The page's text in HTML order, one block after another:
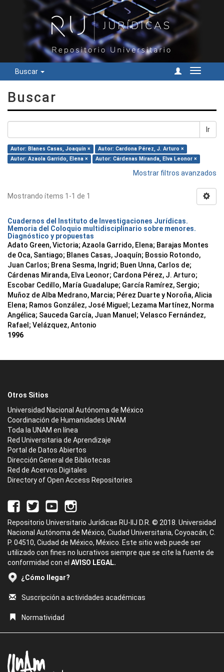
Buscar
Cambiar
Buscar
Ir
Autor: Blanes Casas, Joaquín ×
Autor: Cardona Pérez, J. Arturo ×
Autor: Azaola Garrido, Elena ×
Autor: Cárdenas Miranda, Elva Leonor ×
Mostrar filtros avanzados
Mostrando ítems 1-1 de 1
Cuadernos del Instituto de Investigaciones Jurídicas.
Memoria del Coloquio multidisciplinario sobre menores.
Diagnóstico y propuestas
Adato Green, Victoria; Azaola Garrido, Elena; Barajas Montes
de Oca, Santiago; Blanes Casas, Joaquín; Bossio Rotondo,
Juan Carlos; Brena Sesma, Ingrid; Buen Unna, Carlos de;
Cárdenas Miranda, Elva Leonor; Cardona Pérez, J. Arturo;
Escobar Cedillo, María Guadalupe; García Ramírez, Sergio;
Muñoz de Alba Medrano, Marcia; Pérez Duarte y Noroña, Alicia
Elena; Ramos González, José Miguel; Lezama Martínez, Norma
Angélica; Sauceda García, Juan Manuel; Velasco Fernández,
Rafael; Velázquez, Antonio
1996
Otros Sitios
Universidad Nacional Autónoma de México
Coordinación de Humanidades UNAM
Toda la UNAM en línea
Red Universitaria de Aprendizaje
Portal de Datos Abiertos
Dirección General de Bibliotecas
Red de Acervos Digitales
Directory of Open Access Repositories
Repositorio Universitario Jurídicas RU-IIJ D.R. © 2018. Universidad
Nacional Autónoma de México, Ciudad Universitaria, Coyoacán, C.
P. 04510, Ciudad de México, México. Este sitio web puede ser
utilizado con fines no lucrativos siempre que se cite la fuente de
conformidad con el AVISO LEGAL.
¿Cómo llegar?
Suscripción a actividades académicas
Normatividad